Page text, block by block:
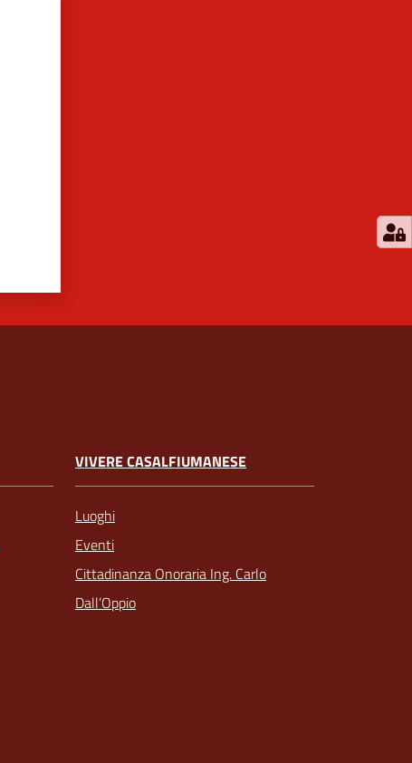
VIVERE CASALFIUMANESE
Luoghi
Eventi
Cittadinanza Onoraria Ing. Carlo
Dall’Oppio